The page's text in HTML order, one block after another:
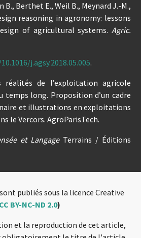
B., Berthet E., Weil B., Meynard J.-M.,
reasoning in agronomy: lessons
of agricultural systems. Agric.
j.agsy.2018.05.005.
réalités de l’exploitation agricole
temps long. Proposition d’un cadre
et illustrations en exploitations
le Vercors. AgroParisTech.
et LangageTerrains / Éditions
publiés sous la licence Creative
CC BY-NC-ND 2.0)
et la reproduction de cet article,